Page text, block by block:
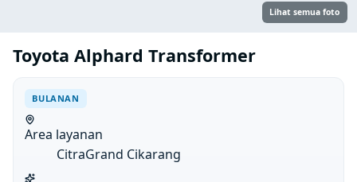
Lihat semua foto
Toyota Alphard Transformer
BULANAN
Area layanan
CitraGrand Cikarang